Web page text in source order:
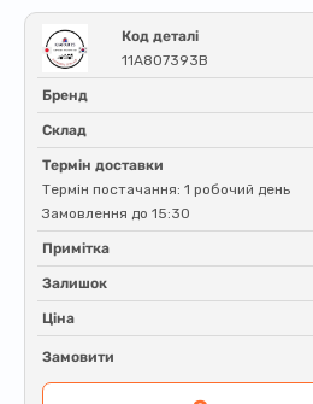
Код деталі
11A807393B
Бренд
Склад
Термін доставки
Термін постачання: 1 робочий день
Замовлення до 15:30
Примітка
Залишок
Ціна
Замовити